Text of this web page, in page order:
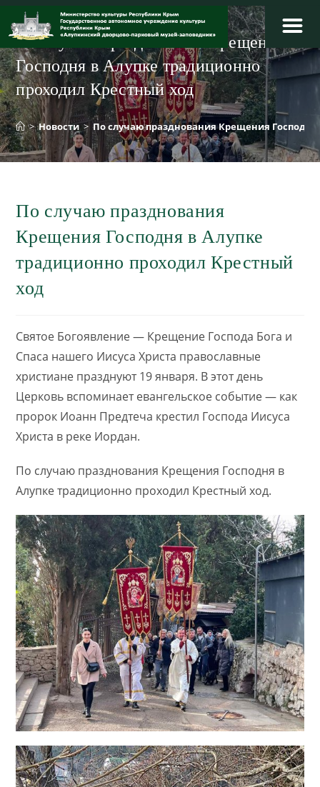
Перейти
содержимому
По случаю празднования Крещения
Господня в Алупке традиционно
проходил Крестный ход
> Новости > По случаю празднования Крещения
По случаю празднования
Крещения Господня в Алупке
традиционно проходил Крестный
ход
Святое Богоявление — Крещение Господа Бога и
Спаса нашего Иисуса Христа православные
христиане празднуют 19 января. В этот день
Церковь вспоминает евангельское событие — как
пророк Иоанн Предтеча крестил Господа Иисуса
Христа в реке Иордан.
По случаю празднования Крещения Господня в
Алупке традиционно проходил Крестный ход.